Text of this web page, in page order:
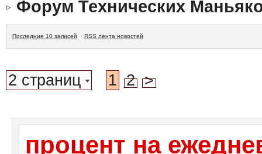
Форум Технических
Последние 10 записей · RSS лента новостей
2 страниц 1 2 >
процент на